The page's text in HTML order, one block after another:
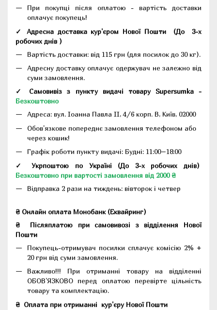
При покупці після оплатою - вартість доставки
оплачує покупець!
✓ Адресна доставка кур'єром Нової Пошти (До 3-х
робочих днів )
Вартість доставки: від 115 грн (для посилок до 30 кг).
Адресну доставку оплачує одержувач не залежно від
суми замовлення.
✓ Самовивіз з пункту видачі товару Supersumka -
Безкоштовно
Адреса: вул. Іоанна Павла II, 4/6 корп. В, Київ, 02000
Обов'язкове попереднє замовлення телефоном або
через кошик!
Графік роботи пункту видачі: Будні: 11:00–18:00
✓ Укрпоштою по Україні (До 3-х робочих днів)
Безкоштовно при вартості замовлення від 2000 ₴
Відправка 2 рази на тиждень: вівторок і четвер
₴ Онлайн оплата Монобанк (Еквайринг)
₴
Післяплатою при самовивозі з відділення Нової
Пошти
Покупець-отримувач посилки сплачує комісію 2% +
20 грн від суми замовлення.
Важливо!!! При отриманні товару на відділенні
ОБОВ'ЯЗКОВО перед оплатою перевірте цільність
товару та комплектацію.
₴ Оплата при отриманні кур'єру Нової Пошти